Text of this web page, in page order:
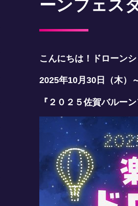
ーンフェス
こんにちは！ドローン
2025年10月30日（木）
『２０２５佐賀バルー